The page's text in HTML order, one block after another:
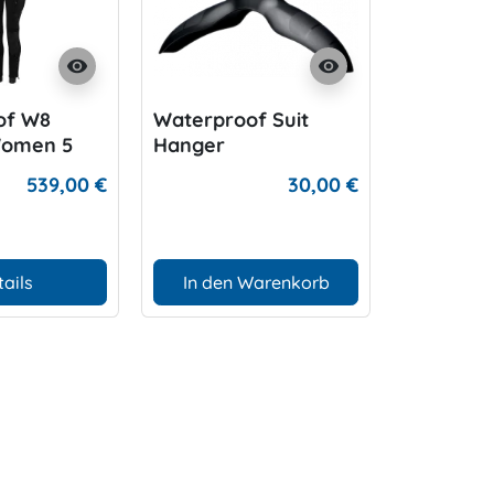
visibility
W8
5
539,00 €
visibility
Waterproof Suit
Hanger
30,00 €
In den Warenkorb